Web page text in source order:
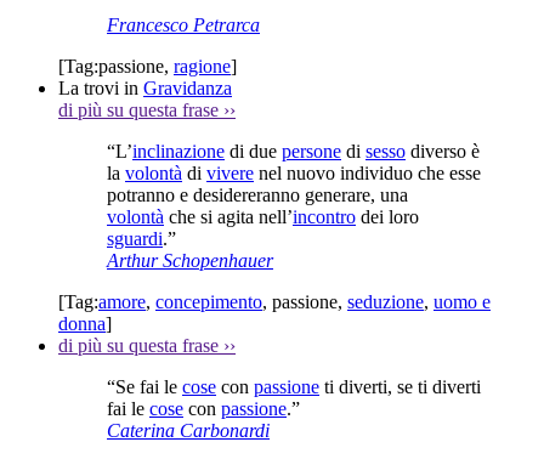
Francesco Petrarca
[Tag:passione, ragione]
La trovi in Gravidanza
di più su questa frase ››
“L’inclinazione di due persone di sesso diverso è
la volontà di vivere nel nuovo individuo che esse
potranno e desidereranno generare, una
volontà che si agita nell’incontro dei loro
sguardi.”
Arthur Schopenhauer
[Tag:amore, concepimento, passione, seduzione, uomo e
donna]
di più su questa frase ››
“Se fai le cose con passione ti diverti, se ti diverti
fai le cose con passione.”
Caterina Carbonardi